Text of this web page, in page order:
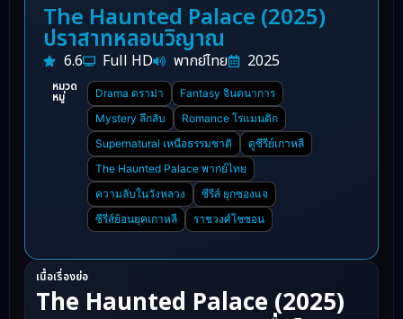
The Haunted Palace (2025)
ปราสาทหลอนวิญาณ
6.6 Full HD พากย์ไทย 2025
หมวด
หมู่ Drama ดราม่า
Fantasy จินตนาการ
Mystery ลึกลับ
Romance โรแมนติก
Supernatural เหนือธรรมชาติ
ดูซีรีย์เกาหลี
The Haunted Palace พากย์ไทย
ความลับในวังหลวง
ซีรีส์ ยุกซองแจ
ซีรีส์ย้อนยุคเกาหลี
ราชวงศ์โชซอน
เนื้อเรื่องย่อ
The Haunted Palace (2025)